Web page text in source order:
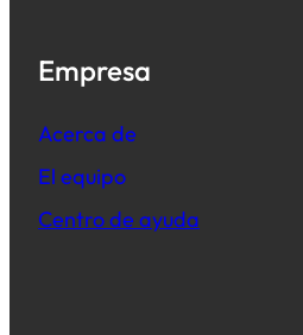
Empresa
Acerca de
El equipo
Centro de ayuda